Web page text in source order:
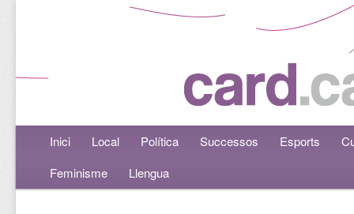
Menú principalAneu al contingut principal
Aneu al contingut secundari
Inici Local Política Successos Esports
Feminisme
Llengua